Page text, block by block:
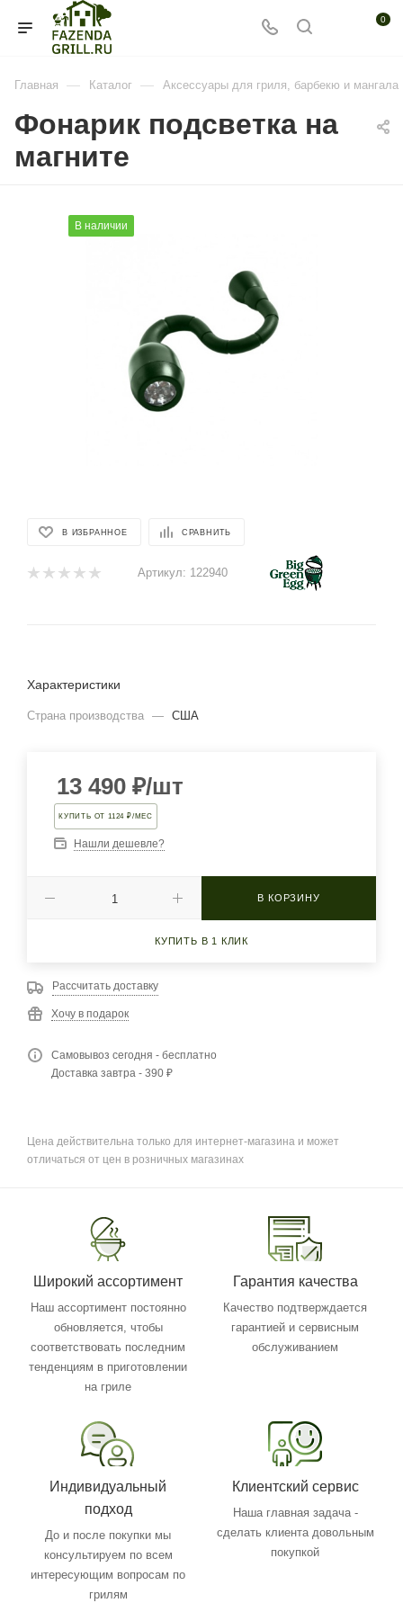
0
Главная — Каталог — Аксессуары для гриля, барбекю и мангала
Фонарик подсветка на
магните
В наличии
В ИЗБРАННОЕ СРАВНИТЬ
Артикул: 122940
Характеристики
Страна производства — США
13 490 ₽/шт
КУПИТЬ ОТ 1124 ₽/МЕС
Нашли дешевле?
В КОРЗИНУ
КУПИТЬ В 1 КЛИК
Рассчитать доставку
Хочу в подарок
Самовывоз сегодня - бесплатно
Доставка завтра - 390 ₽
Цена действительна только для интернет-магазина и может
отличаться от цен в розничных магазинах
Широкий ассортимент
Наш ассортимент постоянно
обновляется, чтобы
соответствовать последним
тенденциям в приготовлении
на гриле
Гарантия качества
Качество подтверждается
гарантией и сервисным
обслуживанием
Индивидуальный
подход
До и после покупки мы
консультируем по всем
интересующим вопросам по
грилям
Клиентский сервис
Наша главная задача -
сделать клиента довольным
покупкой